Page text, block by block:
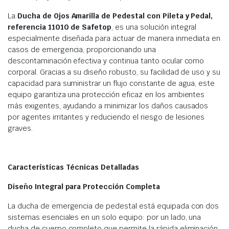
La Ducha de Ojos Amarilla de Pedestal con Pileta y Pedal,
referencia 11010 de Safetop, es una solución integral
especialmente diseñada para actuar de manera inmediata en
casos de emergencia, proporcionando una
descontaminación efectiva y continua tanto ocular como
corporal. Gracias a su diseño robusto, su facilidad de uso y su
capacidad para suministrar un flujo constante de agua, este
equipo garantiza una protección eficaz en los ambientes
más exigentes, ayudando a minimizar los daños causados
por agentes irritantes y reduciendo el riesgo de lesiones
graves.
Características Técnicas Detalladas
Diseño Integral para Protección Completa
La ducha de emergencia de pedestal está equipada con dos
sistemas esenciales en un solo equipo: por un lado, una